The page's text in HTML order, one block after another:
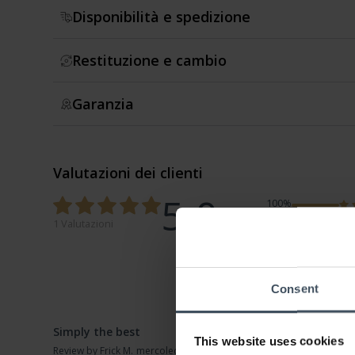
Consent
This website uses cookies
Disponibilità e spedizione
Restituzione e cambio
Garanzia
Valutazioni dei clienti
5.0
100%
0%
Simply the best
Review by Frick M. mercoledì, 26 dicembre 2018